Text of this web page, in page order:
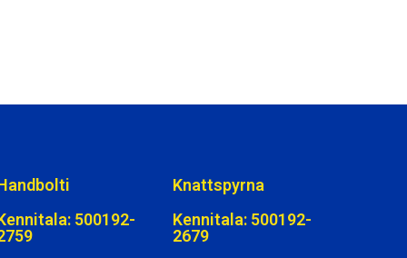
500192-
Knattspyrna
Kennitala: 500192-
2679